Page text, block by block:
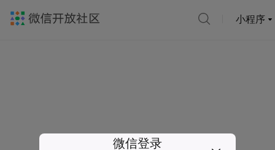
小程序
微信登录